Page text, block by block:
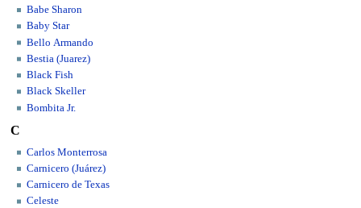
Babe Sharon
Baby Star
Bello Armando
Bestia (Juarez)
Black Fish
Black Skeller
Bombita Jr.
C
Carlos Monterrosa
Carnicero (Juárez)
Carnicero de Texas
Celeste